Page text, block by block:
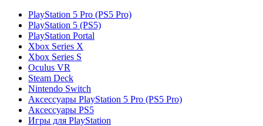
PlayStation 5 Pro (PS5 Pro)
PlayStation 5 (PS5)
PlayStation Portal
Xbox Series X
Xbox Series S
Oculus VR
Steam Deck
Nintendo Switch
Аксессуары PlayStation 5 Pro (PS5 Pro)
Аксессуары PS5
Игры для PlayStation